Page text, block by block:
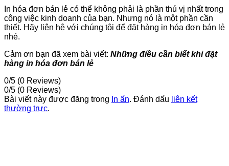
In hóa đơn bán lẻ có thể không phải là phần thú vị nhất trong
công việc kinh doanh của bạn. Nhưng nó là một phần cần
thiết. Hãy liên hệ với chúng tôi để đặt hàng in hóa đơn bán lẻ
nhé.
Cảm ơn bạn đã xem bài viết: Những điều cần biết khi đặt
hàng in hóa đơn bán lẻ
0/5 (0 Reviews)
0/5 (0 Reviews)
Bài viết này được đăng trong In ấn. Đánh dấu liên kết
thường trực.